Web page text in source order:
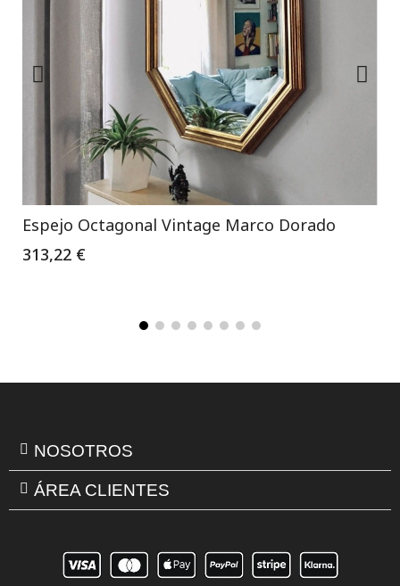
Espejo Octagonal Vintage Marco Dorado
313,22 €
NOSOTROS
ÁREA CLIENTES